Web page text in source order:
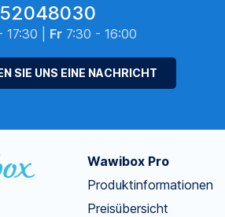
17:30 | Fr 7:30 - 16:00
SIE UNS EINE NACHRICHT
Wawibox Pro
Produktinformationen
Preisübersicht